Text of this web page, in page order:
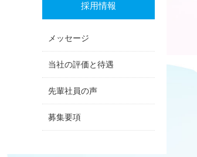
採用情報
メッセージ
当社の評価と待遇
先輩社員の声
募集要項